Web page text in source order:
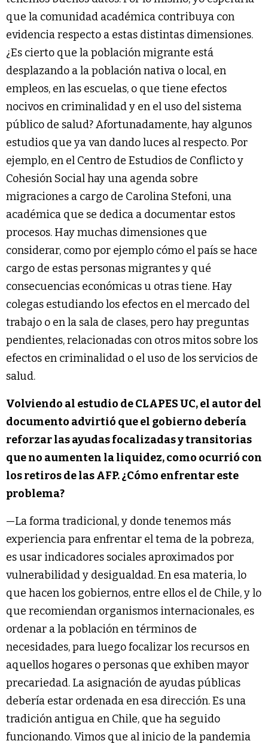
que la comunidad académica contribuya con
evidencia respecto a estas distintas dimensiones.
¿Es cierto que la población migrante está
desplazando a la población nativa o local, en
empleos, en las escuelas, o que tiene efectos
nocivos en criminalidad y en el uso del sistema
público de salud? Afortunadamente, hay algunos
estudios que ya van dando luces al respecto. Por
ejemplo, en el Centro de Estudios de Conflicto y
Cohesión Social hay una agenda sobre
migraciones a cargo de Carolina Stefoni, una
académica que se dedica a documentar estos
procesos. Hay muchas dimensiones que
considerar, como por ejemplo cómo el país se hace
cargo de estas personas migrantes y qué
consecuencias económicas u otras tiene. Hay
colegas estudiando los efectos en el mercado del
trabajo o en la sala de clases, pero hay preguntas
pendientes, relacionadas con otros mitos sobre los
efectos en criminalidad o el uso de los servicios de
salud.
Volviendo al estudio de CLAPES UC, el autor del
documento advirtió que el gobierno debería
reforzar las ayudas focalizadas y transitorias
que no aumenten la liquidez, como ocurrió con
los retiros de las AFP. ¿Cómo enfrentar este
problema?
—La forma tradicional, y donde tenemos más
experiencia para enfrentar el tema de la pobreza,
es usar indicadores sociales aproximados por
vulnerabilidad y desigualdad. En esa materia, lo
que hacen los gobiernos, entre ellos el de Chile, y lo
que recomiendan organismos internacionales, es
ordenar a la población en términos de
necesidades, para luego focalizar los recursos en
aquellos hogares o personas que exhiben mayor
precariedad. La asignación de ayudas públicas
debería estar ordenada en esa dirección. Es una
tradición antigua en Chile, que ha seguido
funcionando. Vimos que al inicio de la pandemia